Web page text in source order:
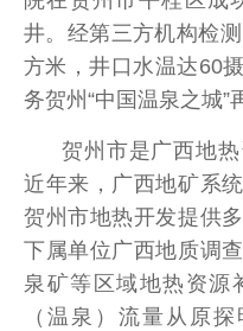
井。经第三方机构检
方米，井口水温达60
务贺州“中国温泉之城”
贺州市是广西地
近年来，广西地矿系
贺州市地热开发提供
下属单位广西地质调
泉矿等区域地热资源
（温泉）流量从原